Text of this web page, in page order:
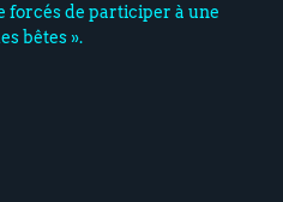
forcés de participer à une
bêtes ».